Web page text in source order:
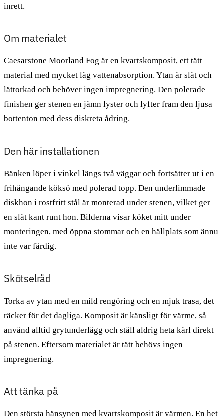
inrett.
Om materialet
Caesarstone Moorland Fog är en kvartskomposit, ett tätt
material med mycket låg vattenabsorption. Ytan är slät och
lättorkad och behöver ingen impregnering. Den polerade
finishen ger stenen en jämn lyster och lyfter fram den ljusa
bottenton med dess diskreta ådring.
Den här installationen
Bänken löper i vinkel längs två väggar och fortsätter ut i en
frihängande köksö med polerad topp. Den underlimmade
diskhon i rostfritt stål är monterad under stenen, vilket ger
en slät kant runt hon. Bilderna visar köket mitt under
monteringen, med öppna stommar och en hällplats som ännu
inte var färdig.
Skötselråd
Torka av ytan med en mild rengöring och en mjuk trasa, det
räcker för det dagliga. Komposit är känsligt för värme, så
använd alltid grytunderlägg och ställ aldrig heta kärl direkt
på stenen. Eftersom materialet är tätt behövs ingen
impregnering.
Att tänka på
Den största hänsynen med kvartskomposit är värmen. En het